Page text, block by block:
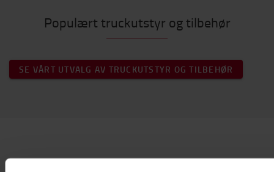
Populært truckutstyr og tilbehør
SE VÅRT UTVALG AV TRUCKUTSTYR OG TILBEHØR
Kontakt oss